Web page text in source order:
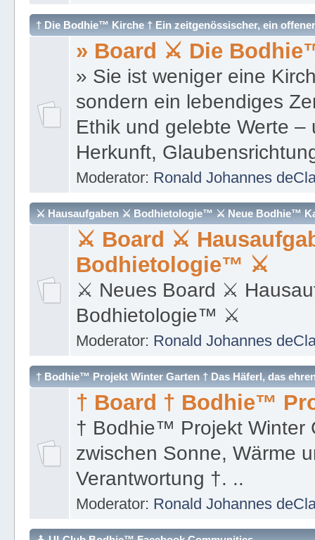
» Sie ist weniger eine
sondern ein lebendiges
Ethik und gelebte Werte –
Herkunft,
Moderator: Ronald Johannes
⚔ Hausaufgaben ⚔ Bodhietologie™ ⚔ Neue Bodhie™
⚔ Board ⚔
Bodhietologie™ ⚔
⚔ Neues Board ⚔
Bodhietologie™ ⚔
Moderator:Ronald Johannes
† Bodhie™ Projekt Winter Garten † Das Häferl, das
† Board † Bodhie™
† Bodhie™ Projekt Winter
zwischen Sonne, Wärme
Verantwortung †. ..
Moderator: Ronald Johannes
⛪ ULClub Bodhie™ Facebook Communities
⛪ Allgemeine
Dialog